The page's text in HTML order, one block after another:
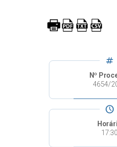
tag
Nº
4654/
schedule
17:30